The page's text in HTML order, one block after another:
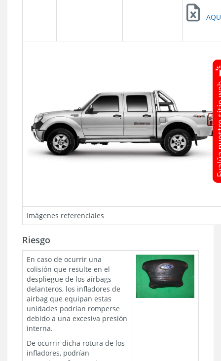
Imágenes referenciales
Riesgo
En caso de ocurrir una
colisión que resulte en el
despliegue de los airbags
delanteros, los infladores de
airbag que equipan estas
unidades podrían romperse
debido a una excesiva presión
interna.
De ocurrir dicha rotura de los
infladores, podrían